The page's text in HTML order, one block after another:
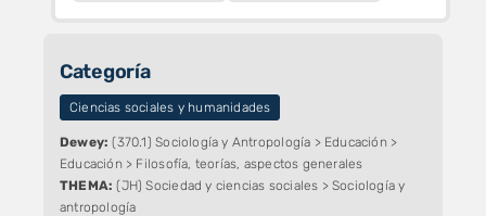
Categoría
Ciencias sociales y humanidades
Dewey: (370.1) Sociología y Antropología > Educación >
Educación > Filosofía, teorías, aspectos generales
THEMA: (JH) Sociedad y ciencias sociales > Sociología y
antropología